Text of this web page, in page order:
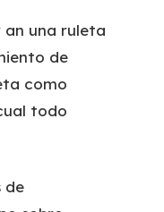
una ruleta
de
como
todo
de